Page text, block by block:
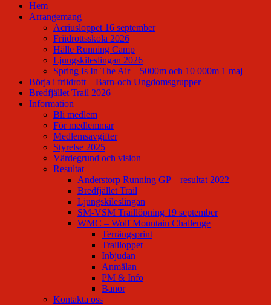
Hem
Arrangemang
Acriusloppet 16 september
Friidrottsskola 2026
Hälle Running Camp
Ljungskileslingan 2026
Spring Is In The Air – 5000m och 10 000m 1 maj
Börja i friidrott – Barn-och Ungdomsgrupper
Bredfjället Trail 2026
Information
Bli medlem
För medlemmar
Medlemsavgifter
Styrelse 2025
Värdegrund och vision
Resultat
Anderstorp Running GP – resultat 2022
Bredfjället Trail
Ljungskileslingan
SM-VSM Traillöpning 19 september
WMC – Wolf Mountain Challenge
Terrängsprint
Trailloppet
Inbjudan
Anmälan
PM & Info
Banor
Kontakta oss